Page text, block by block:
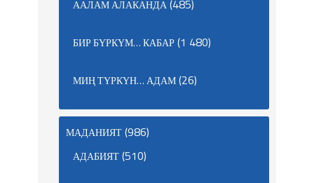
ААЛАМ АЛАКАНДА(485)
БИР БҮРКҮМ… КАБАР(1 480)
МИҢ ТҮРКҮН… АДАМ(26)
МАДАНИЯТ(986)
АДАБИЯТ(510)